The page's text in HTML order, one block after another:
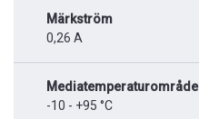
Märkström
0,26 A
Mediatemperaturområde
-10 - +95 °C